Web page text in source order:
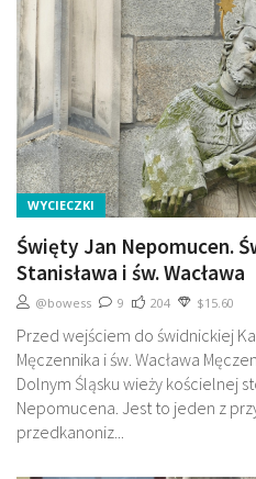
WYCIECZKI
Święty Jan Nepomucen.
Stanisława i św. Wacława
@bowess 9 204 $15.60
Przed wejściem do świdnickiej
Męczennika i św. Wacława
Dolnym Śląsku wieży kościelnej
Nepomucena. Jest to jeden z
przedkanoniz...